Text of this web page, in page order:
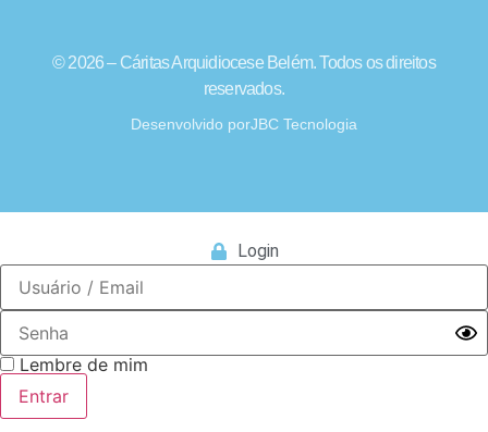
© 2026 – Cáritas Arquidiocese Belém. Todos os direitos
reservados.
Desenvolvido porJBC Tecnologia
Login
Lembre de mim